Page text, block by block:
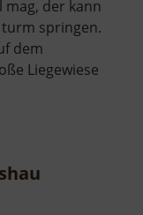
mag, der kann
springen.
dem
Liegewiese